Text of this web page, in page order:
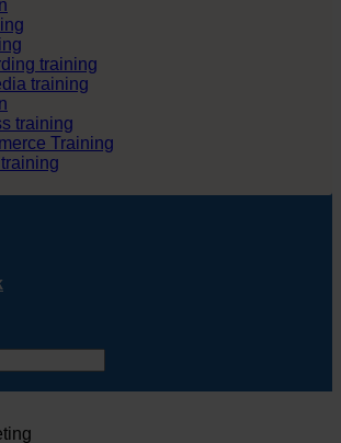
training
training
training
Training